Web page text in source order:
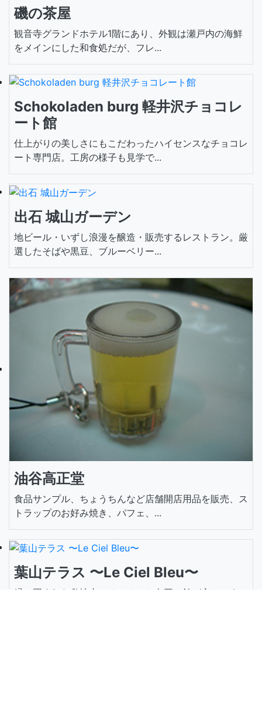
磯の茶屋
観音寺グランドホテル1階にあり、外観は瀬戸内の海鮮
をメインにした和食処だが、フレ...
Schokoladen burg 軽井沢チョコレ
ート館
仕上がりの美しさにもこだわったハイセンスなチョコレ
ート専門店。工房の様子も見学で...
出石 城山ガーデン
地ビール・いずし浪漫を醸造・販売するレストラン。厳
選したそばや黒豆、ブルーベリー...
油谷高正堂
食品サンプル、ちょうちんなど店舗開店用品を販売、ス
トラップのお好み焼き、パフェ、...
葉山テラス 〜Le Ciel Bleu〜
緑に囲まれた敷地内にチャペルと白亜の館が立ち、ウエ